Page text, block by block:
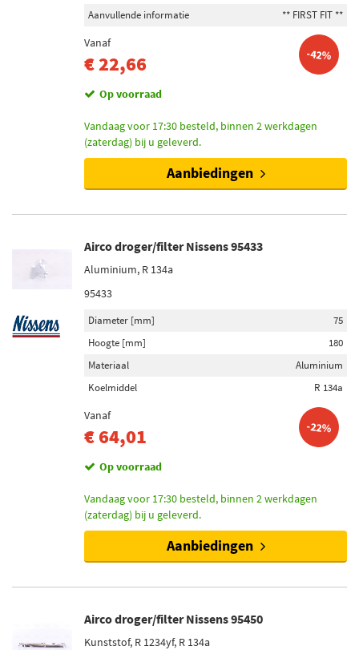
Aanvullende informatie
** FIRST FIT **
Vanaf
€ 22,66 -42%
Op voorraad
Vandaag voor 17:30 besteld, binnen 2 werkdagen
(zaterdag) bij u geleverd.
Aanbiedingen
Airco droger/filter Nissens 95433
Aluminium, R 134a
95433
Diameter [mm]
75
Hoogte [mm]
180
Materiaal
Aluminium
Koelmiddel
R 134a
Vanaf
€ 64,01 -22%
Op voorraad
Vandaag voor 17:30 besteld, binnen 2 werkdagen
(zaterdag) bij u geleverd.
Aanbiedingen
Airco droger/filter Nissens 95450
Kunststof, R 1234yf, R 134a